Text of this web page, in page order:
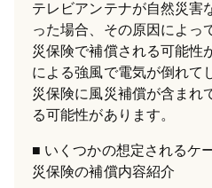
テレビアンテナが自然災害
った場合、その原因によっ
災保険で補償される可能性
による強風で電気が倒れて
災保険に風災補償が含まれ
る可能性があります。
いくつかの想定されるケ
災保険の補償内容紹介